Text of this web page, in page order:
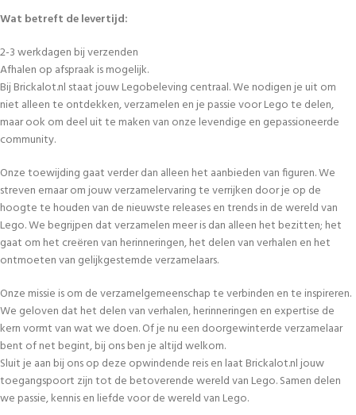
Wat betreft de levertijd:
2-3 werkdagen bij verzenden
Afhalen op afspraak is mogelijk.
Bij Brickalot.nl staat jouw Legobeleving centraal. We nodigen je uit om
niet alleen te ontdekken, verzamelen en je passie voor Lego te delen,
maar ook om deel uit te maken van onze levendige en gepassioneerde
community.
Onze toewijding gaat verder dan alleen het aanbieden van figuren. We
streven ernaar om jouw verzamelervaring te verrijken door je op de
hoogte te houden van de nieuwste releases en trends in de wereld van
Lego. We begrijpen dat verzamelen meer is dan alleen het bezitten; het
gaat om het creëren van herinneringen, het delen van verhalen en het
ontmoeten van gelijkgestemde verzamelaars.
Onze missie is om de verzamelgemeenschap te verbinden en te inspireren.
We geloven dat het delen van verhalen, herinneringen en expertise de
kern vormt van wat we doen. Of je nu een doorgewinterde verzamelaar
bent of net begint, bij ons ben je altijd welkom.
Sluit je aan bij ons op deze opwindende reis en laat Brickalot.nl jouw
toegangspoort zijn tot de betoverende wereld van Lego. Samen delen
we passie, kennis en liefde voor de wereld van Lego.